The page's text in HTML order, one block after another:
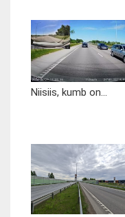
Niisiis, kumb on...